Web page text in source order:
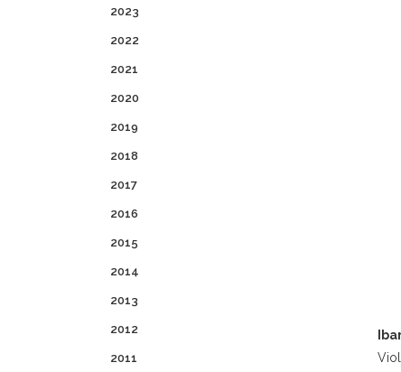
2023
2022
2021
2020
2019
2018
2017
2016
2015
2014
2013
2012
2011